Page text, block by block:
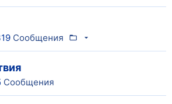
Сообщения
Сообщения